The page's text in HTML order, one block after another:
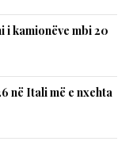
i kamionëve mbi 20
në Itali më e nxehta